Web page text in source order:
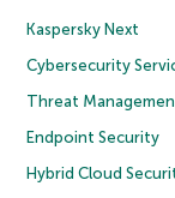
Kaspersky Next
Cybersecurity
Threat
Endpoint Security
Hybrid Cloud